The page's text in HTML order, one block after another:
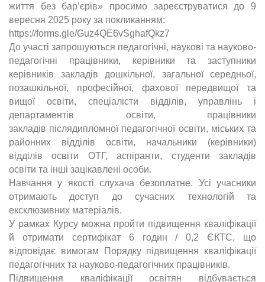
життя без бар’єрів» просимо зареєструватися до 9
вересня 2025 року за покликанням:
https://forms.gle/Guz4QE6vSghafQkz7
До участі запрошуються педагогічні, наукові та науково-
педагогічні працівники, керівники та заступники
керівників закладів дошкільної, загальної середньої,
позашкільної, професійної, фахової передвищої та
вищої освіти, спеціалісти відділів, управлінь і
департаментів освіти, працівники
закладів післядипломної педагогічної освіти, міських та
районних відділів освіти, начальники (керівники)
відділів освіти ОТГ, аспіранти, студенти закладів
освіти та інші зацікавлені особи.
Навчання у якості слухача безоплатне. Усі учасники
отримають доступ досучасних технологій та
ексклюзивних матеріалів.
У рамках Курсу можна пройти підвищення кваліфікації
й отримати сертифікат 6 годин / 0,2 ЄКТС, що
відповідає вимогам Порядку підвищення кваліфікації
педагогічних та науково-педагогічних працівників.
Підвищення кваліфікації освітян відбувається